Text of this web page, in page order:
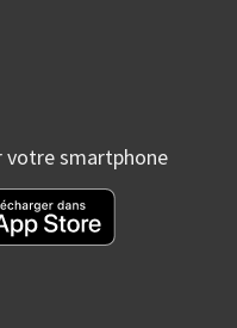
votre smartphone